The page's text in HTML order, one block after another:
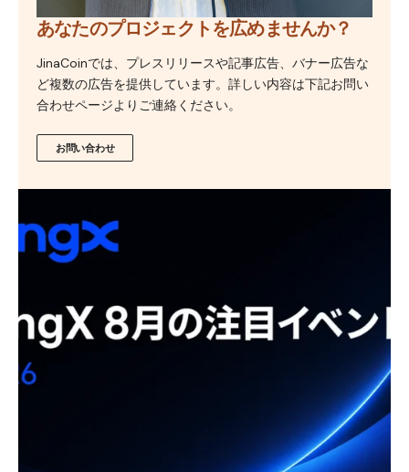
あなたのプロジェクトを広めませんか？
JinaCoinでは、プレスリリースや記事広告、バナー広告な
ど複数の広告を提供しています。詳しい内容は下記お問い
合わせページよりご連絡ください。
お問い合わせ